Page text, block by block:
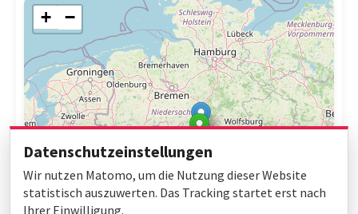
+ −
Datenschutzeinstellungen
Wir nutzen Matomo, um die Nutzung dieser Website
statistisch auszuwerten. Das Tracking startet erst nach
Ihrer Einwilligung.